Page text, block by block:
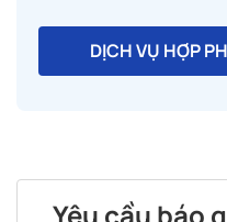
DỊCH VỤ HỢP
Yêu cầu báo